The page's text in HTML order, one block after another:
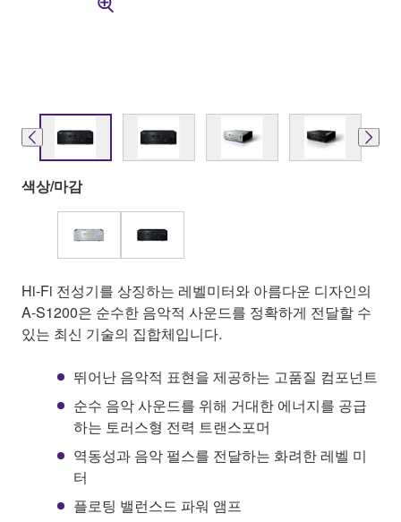
색상/마감
Hi-Fi 전성기를 상징하는 레벨미터와 아름다운 디자인의
A-S1200은 순수한 음악적 사운드를 정확하게 전달할 수
있는 최신 기술의 집합체입니다.
뛰어난 음악적 표현을 제공하는 고품질 컴포넌트
순수 음악 사운드를 위해 거대한 에너지를 공급
하는 토러스형 전력 트랜스포머
역동성과 음악 펄스를 전달하는 화려한 레벨 미
터
플로팅 밸런스드 파워 앰프